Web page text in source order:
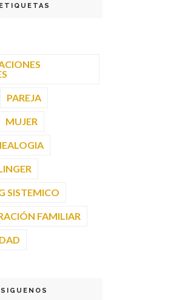
ETIQUETAS
PAREJA
MUJER
SISTEMICO
FAMILIAR
SIGUENOS